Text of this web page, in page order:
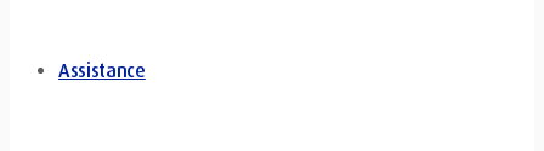
Assistance